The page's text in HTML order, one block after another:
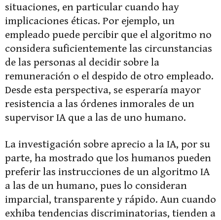
situaciones, en particular cuando hay
implicaciones éticas. Por ejemplo, un
empleado puede percibir que el algoritmo no
considera suficientemente las circunstancias
de las personas al decidir sobre la
remuneración o el despido de otro empleado.
Desde esta perspectiva, se esperaría mayor
resistencia a las órdenes inmorales de un
supervisor IA que a las de uno humano.
La investigación sobre aprecio a la IA, por su
parte, ha mostrado que los humanos pueden
preferir las instrucciones de un algoritmo IA
a las de un humano, pues lo consideran
imparcial, transparente y rápido. Aun cuando
exhiba tendencias discriminatorias, tienden a